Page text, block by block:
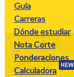
Guía
Carreras
Dónde estudiar
Nota Corte
Ponderaciones
Calculadora
NEW